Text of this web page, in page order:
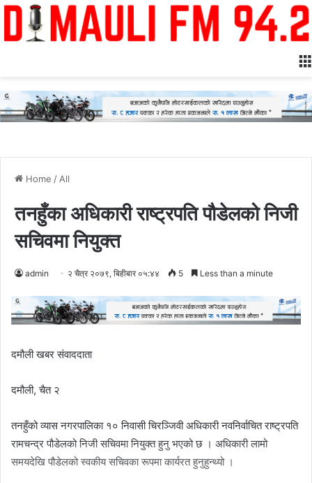
Home / All
तनहुँका अधिकारी राष्ट्रपति पौडेलको निजी
सचिवमा नियुक्त
admin २ चैत्र २०७९, बिहीबार ०५:४४ 5 Less than a minute
दमौली खबर संवाददाता
दमौली, चैत २
तनहुँको व्यास नगरपालिका १० निवासी चिरञ्जिवी अधिकारी नवनिर्वाचित राष्ट्रपति
रामचन्द्र पौडेलको निजी सचिवमा नियुक्त हुनु भएको छ । अधिकारी लामो
समयदेखि पौडेलको स्वकीय सचिवका रूपमा कार्यरत हुनुहुन्थ्यो ।